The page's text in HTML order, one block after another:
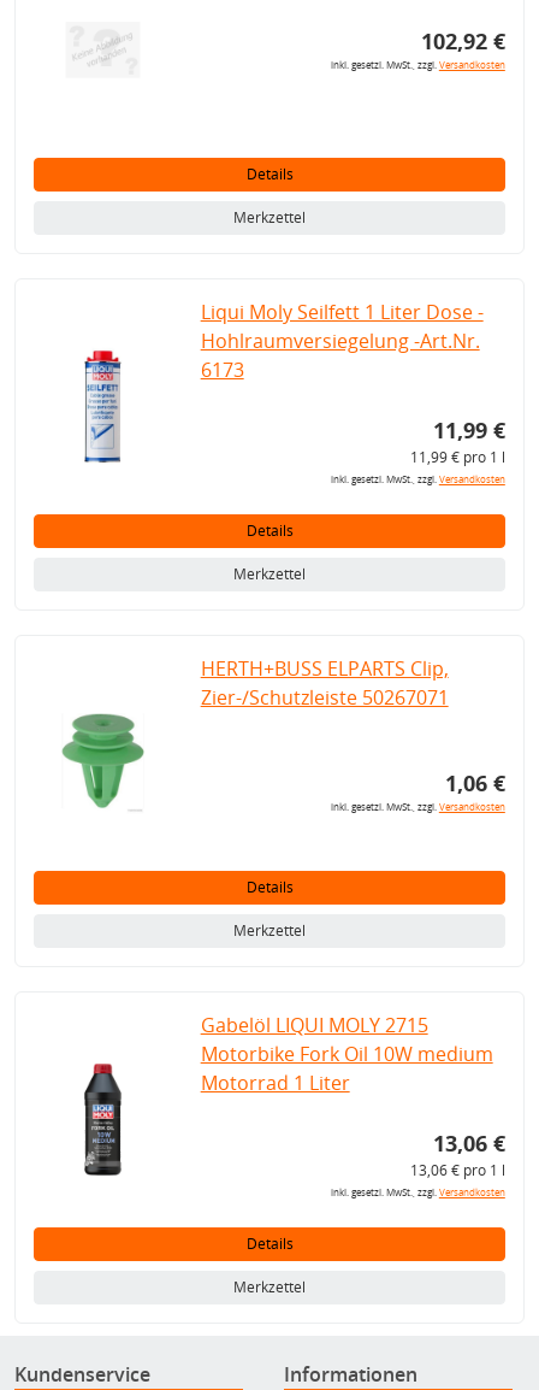
102,92 €
inkl. gesetzl. MwSt., zzgl.Versandkosten
Details
Merkzettel
Liqui Moly Seilfett 1 Liter Dose -
Hohlraumversiegelung -Art.Nr.
6173
11,99 €
11,99 € pro 1 l
inkl. gesetzl. MwSt., zzgl.Versandkosten
Details
Merkzettel
HERTH+BUSS ELPARTS Clip,
Zier-/Schutzleiste 50267071
1,06 €
inkl. gesetzl. MwSt., zzgl.Versandkosten
Details
Merkzettel
Gabelöl LIQUI MOLY 2715
Motorbike Fork Oil 10W medium
Motorrad 1 Liter
13,06 €
13,06 € pro 1 l
inkl. gesetzl. MwSt., zzgl.Versandkosten
Details
Merkzettel
Kundenservice Informationen